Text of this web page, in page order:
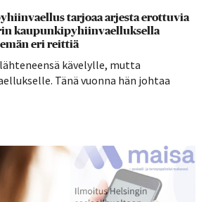
tarjoaa arjesta erottuvia
kaupunkipyhiinvaelluksella
eri reittiä
kävelylle, mutta
Tänä vuonna hän johtaa